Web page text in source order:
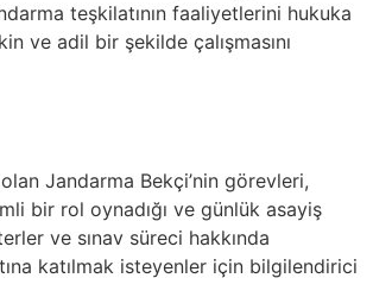
teşkilatının faaliyetlerini hukuka
ve adil bir şekilde çalışmasını
Jandarma Bekçi’nin görevleri,
bir rol oynadığı ve günlük asayiş
ve sınav süreci hakkında
katılmak isteyenler için bilgilendirici